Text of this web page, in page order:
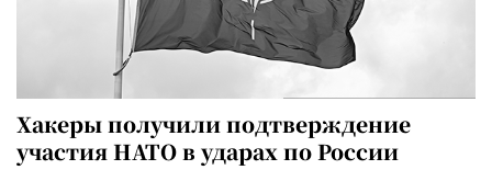
Хакеры получили подтверждение
участия НАТО в ударах по России